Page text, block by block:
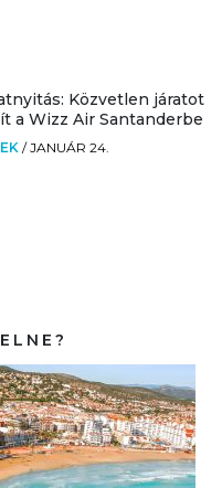
Közvetlen járatot
a Wizz Air Santanderbe
/JANUÁR 24.